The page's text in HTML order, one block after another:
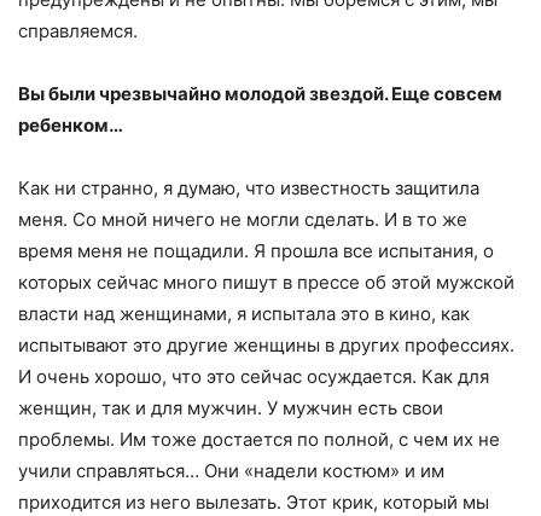
справляемся.
Вы были чрезвычайно молодой звездой. Еще совсем
ребенком…
Как ни странно, я думаю, что известность защитила
меня. Со мной ничего не могли сделать. И в то же
время меня не пощадили. Я прошла все испытания, о
которых сейчас много пишут в прессе об этой мужской
власти над женщинами, я испытала это в кино, как
испытывают это другие женщины в других профессиях.
И очень хорошо, что это сейчас осуждается. Как для
женщин, так и для мужчин. У мужчин есть свои
проблемы. Им тоже достается по полной, с чем их не
учили справляться… Они «надели костюм» и им
приходится из него вылезать. Этот крик, который мы